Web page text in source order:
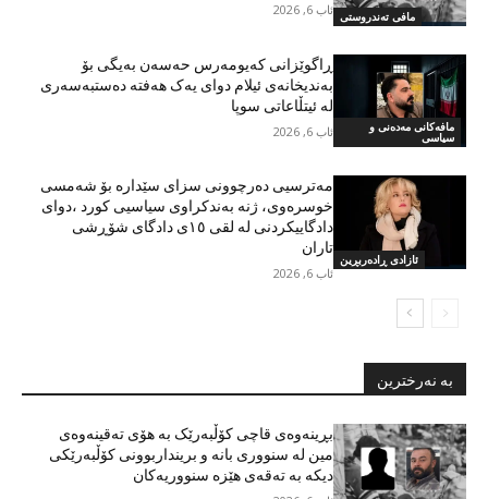
مافی تەندروستی ئاب 6, 2026
مافەکانی مەدەنی و
سیاسی
ڕاگوێزانی کەیومەرس حەسەن بەیگی بۆ
بەندیخانەی ئیلام دوای یەک هەفتە دەستبەسەری
لە ئیتڵاعاتی سوپا
ئاب 6, 2026
ئازادی ڕادەربڕین
مەترسیی دەرچوونی سزای سێدارە بۆ شەمسی
خوسرەوی، ژنە بەندکراوی سیاسیی کورد ،دوای
دادگاییکردنی لە لقی ١٥ی دادگای شۆڕشی
تاران
ئاب 6, 2026
بە نەرخترین
بڕینەوەی قاچی کۆڵبەرێک بە هۆی تەقینەوەی
مین لە سنووری بانە و برینداربوونی کۆڵبەرێکی
دیکە بە تەقەی هێزە سنووریەکان